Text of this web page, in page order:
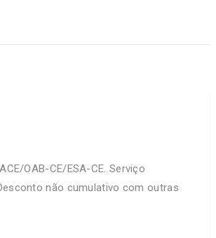
OAB-CE/ESA-CE. Serviço
não cumulativo com outras